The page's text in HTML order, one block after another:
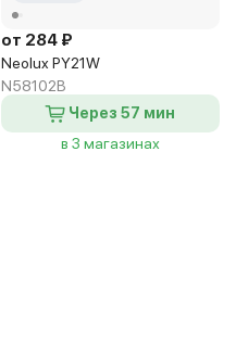
от 284 ₽
Neolux PY21W
N58102B
Через 57 мин
в 3 магазинах